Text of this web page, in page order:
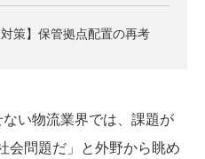
対策】保管拠点配置の再考
い物流業界では、課題が
会問題だ」と外野から眺め